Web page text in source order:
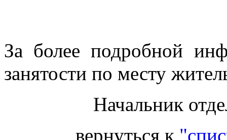
За более подробной
занятости по месту
Начальник
вернуться к